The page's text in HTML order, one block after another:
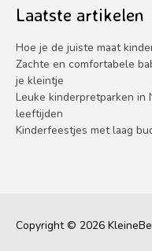
Laatste artikelen
Hoe je de juiste maat
Zachte en comfortabele
je kleintje
Leuke kinderpretparken in
leeftijden
Kinderfeestjes met laag
Copyright © 2026